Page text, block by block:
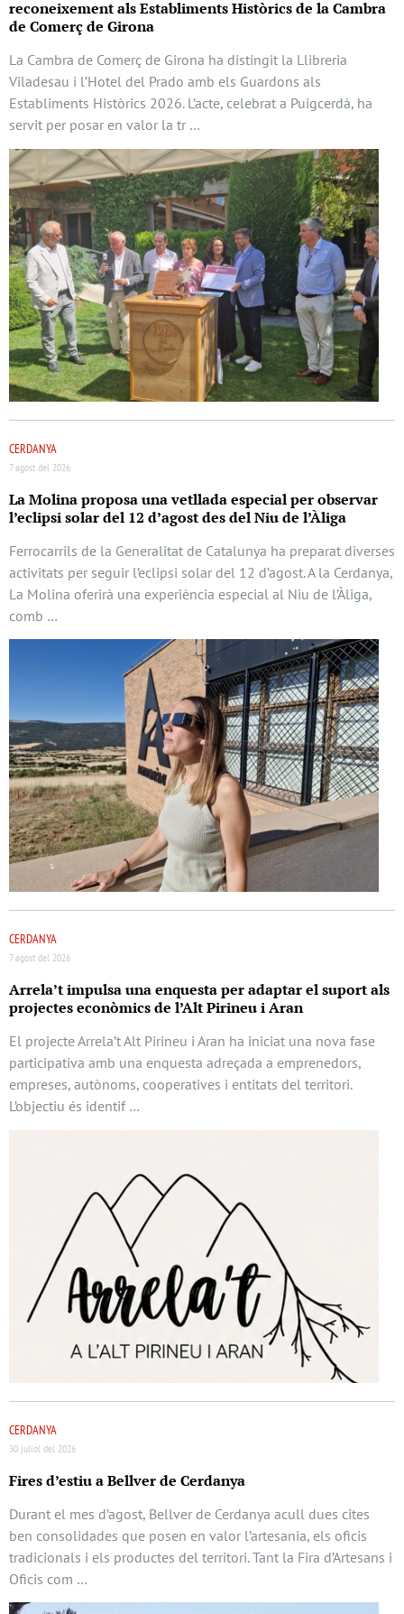
reconeixement als Establiments Històrics de la Cambra
de Comerç de Girona
La Cambra de Comerç de Girona ha distingit la Llibreria
Viladesau i l’Hotel del Prado amb els Guardons als
Establiments Històrics 2026. L’acte, celebrat a Puigcerdà, ha
servit per posar en valor la tr …
CERDANYA
7 agost del 2026
La Molina proposa una vetllada especial per observar
l’eclipsi solar del 12 d’agost des del Niu de l’Àliga
Ferrocarrils de la Generalitat de Catalunya ha preparat diverses
activitats per seguir l’eclipsi solar del 12 d’agost. A la Cerdanya,
La Molina oferirà una experiència especial al Niu de l’Àliga,
comb …
CERDANYA
7 agost del 2026
Arrela’t impulsa una enquesta per adaptar el suport als
projectes econòmics de l’Alt Pirineu i Aran
El projecte Arrela’t Alt Pirineu i Aran ha iniciat una nova fase
participativa amb una enquesta adreçada a emprenedors,
empreses, autònoms, cooperatives i entitats del territori.
L’objectiu és identif …
CERDANYA
30 juliol del 2026
Fires d’estiu a Bellver de Cerdanya
Durant el mes d’agost, Bellver de Cerdanya acull dues cites
ben consolidades que posen en valor l’artesania, els oficis
tradicionals i els productes del territori. Tant la Fira d’Artesans i
Oficis com …